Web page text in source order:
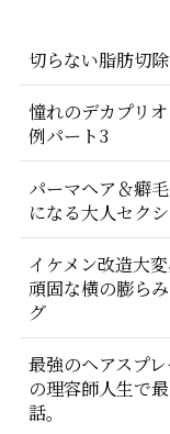
切らない脂肪切
憧れのデカプリ
例パート3
パーマヘア＆癖
になる大人セク
イケメン改造大
頑固な横の膨ら
グ
最強のヘアスプ
の理容師人生で
話。